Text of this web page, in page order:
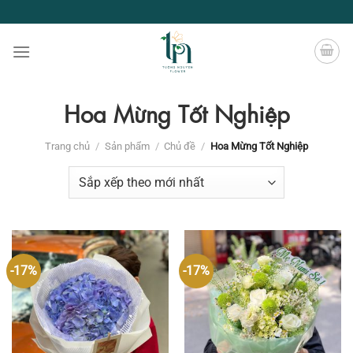
đến
nội
Hoa Mừng Tốt Nghiệp
Trang chủ / Sản phẩm / Chủ đề / Hoa Mừng Tốt Nghiệp
-17% -17%